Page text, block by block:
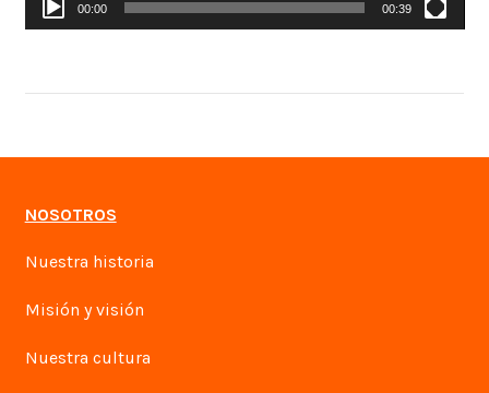
00:00 00:39
NOSOTROS
Nuestra historia
Misión y visión
Nuestra cultura